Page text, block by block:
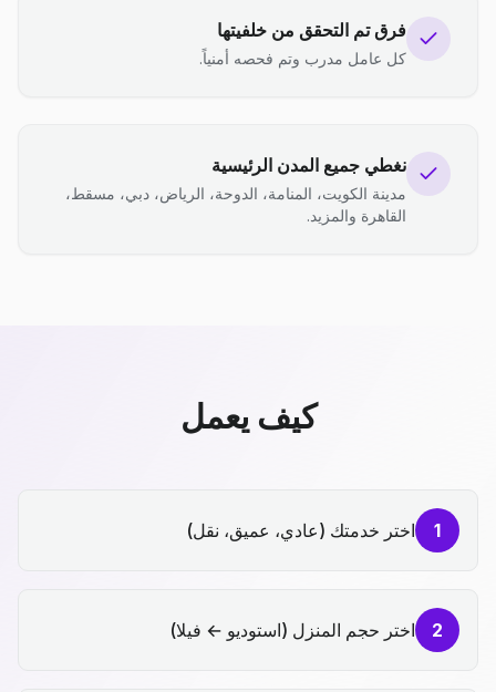
فرق تم التحقق من خلفيتها
كل عامل مدرب وتم فحصه أمنياً.
نغطي جميع المدن الرئيسية
مدينة الكويت، المنامة، الدوحة، الرياض، دبي، مسقط،
القاهرة والمزيد.
كيف يعمل
1 اختر خدمتك (عادي، عميق، نقل)
2 اختر حجم المنزل (استوديو ← فيلا)